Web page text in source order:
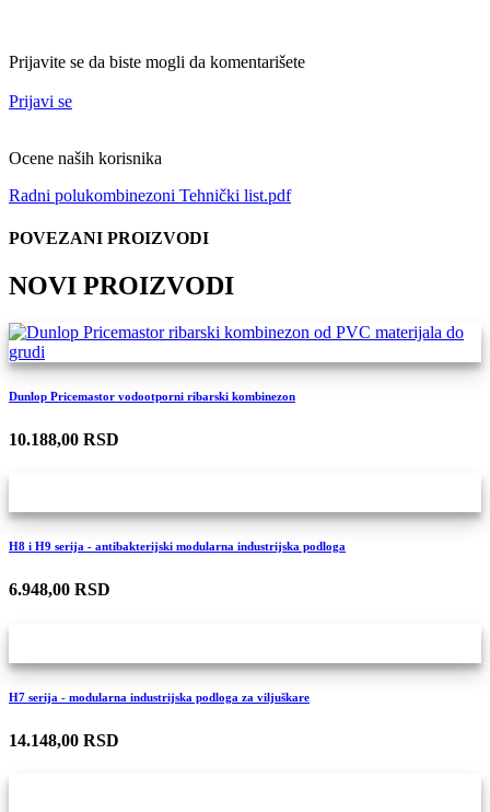
Prijavite se da biste mogli da komentarišete
Prijavi se
Ocene naših korisnika
Radni polukombinezoni Tehnički list.pdf
POVEZANI PROIZVODI
NOVI PROIZVODI
Dunlop Pricemastor vodootporni ribarski kombinezon
10.188,00 RSD
H8 i H9 serija - antibakterijski modularna industrijska podloga
6.948,00 RSD
H7 serija - modularna industrijska podloga za viljuškare
14.148,00 RSD